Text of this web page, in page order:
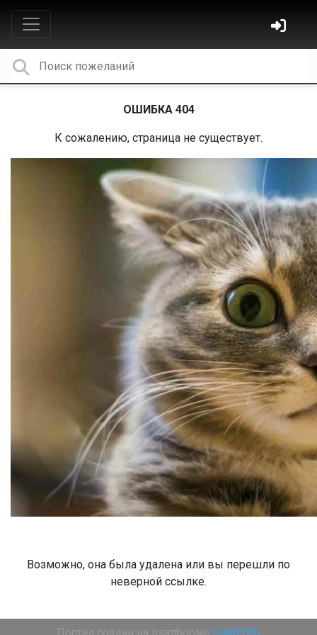
ОШИБКА 404
К сожалению, страница не существует.
Возможно, она была удалена или вы перешли по
неверной ссылке.